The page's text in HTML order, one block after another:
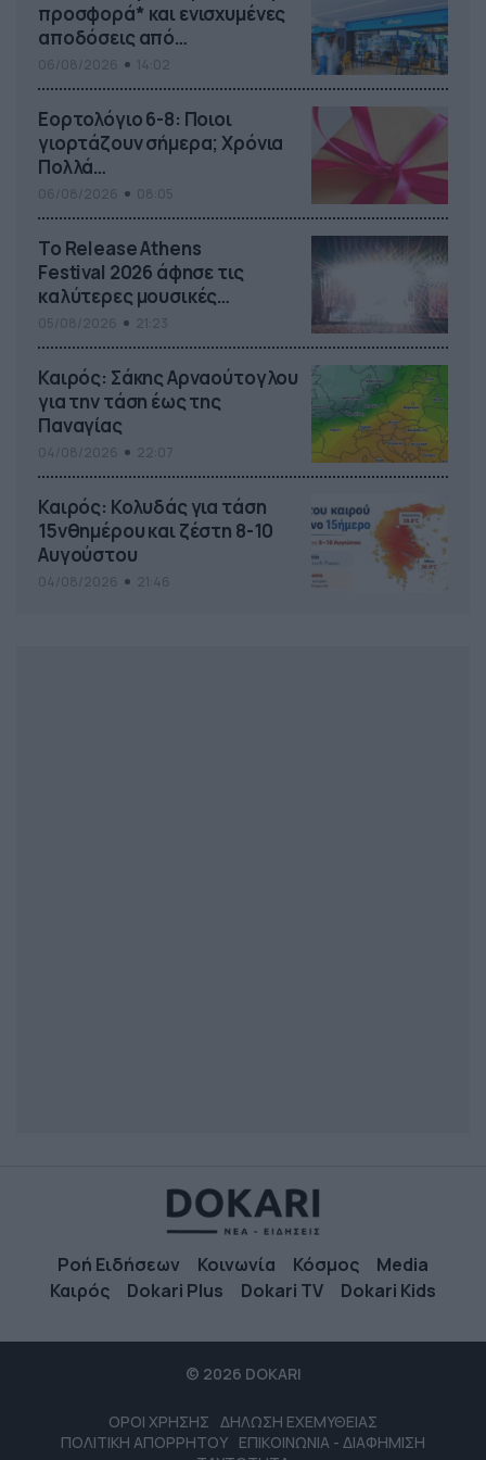
προσφορά* και ενισχυμένες
αποδόσεις από
το Pamestoixima.gr
Εορτολόγιο 6-8: Ποιοι
γιορτάζουν σήμερα; Χρόνια
Πολλά…
Το Release Athens
Festival 2026 άφησε τις
καλύτερες μουσικές
αναμνήσεις
Καιρός: Σάκης Αρναούτογλου
για την τάση έως της
Παναγίας
Καιρός: Κολυδάς για τάση
15νθημέρου και ζέστη 8-10
Αυγούστου
Ροή Ειδήσεων Κοινωνία Κόσμος
Media
Καιρός
Dokari Plus Dokari TV Dokari Kids
© 2026 DOKARI
ΟΡΟΙ ΧΡΗΣΗΣ ΔΗΛΩΣΗ ΕΧΕΜΥΘΕΙΑΣ
ΠΟΛΙΤΙΚΗ ΑΠΟΡΡΗΤΟΥ ΕΠΙΚΟΙΝΩΝΙΑ - ΔΙΑΦΗΜΙΣΗ